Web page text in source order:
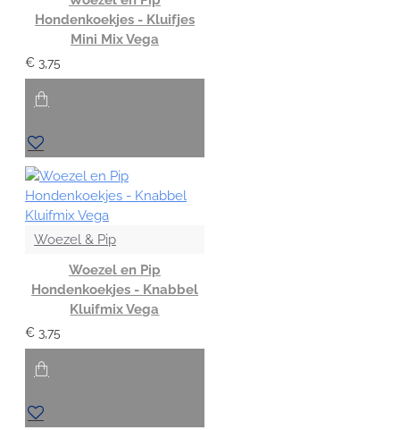
Hondenkoekjes - Kluifjes
Mini Mix Vega
€ 3,75
Woezel & Pip
Woezel en Pip
Hondenkoekjes - Knabbel
Kluifmix Vega
€ 3,75